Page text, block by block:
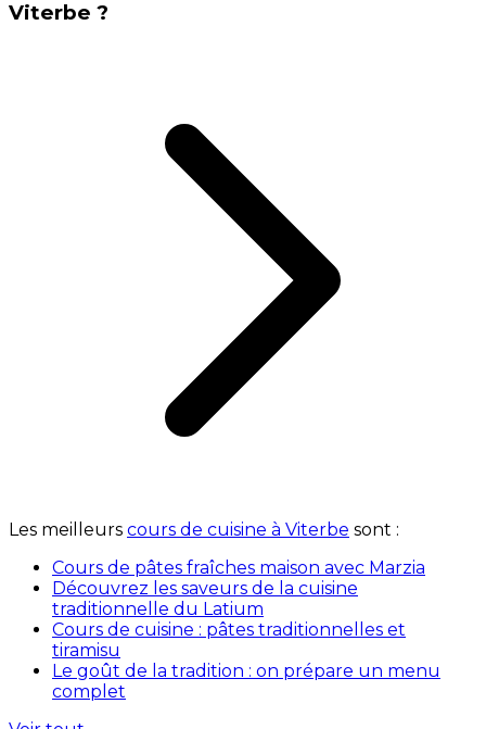
Viterbe ?
Les meilleurs cours de cuisine à Viterbe sont :
Cours de pâtes fraîches maison avec Marzia
Découvrez les saveurs de la cuisine
traditionnelle du Latium
Cours de cuisine : pâtes traditionnelles et
tiramisu
Le goût de la tradition : on prépare un menu
complet